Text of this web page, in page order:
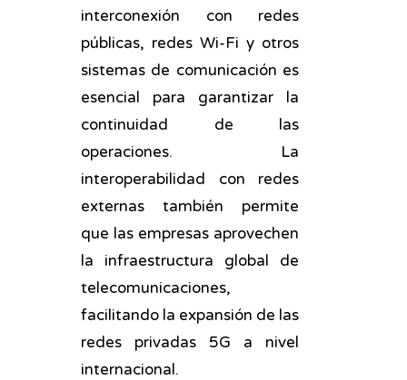
interconexión con redes
públicas, redes Wi-Fi y otros
sistemas de comunicación es
esencial para garantizar la
continuidad de las
operaciones. La
interoperabilidad con redes
externas también permite
que las empresas aprovechen
la infraestructura global de
telecomunicaciones,
facilitando la expansión de las
redes privadas 5G a nivel
internacional.